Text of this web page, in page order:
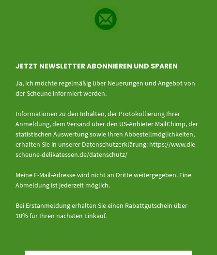
JETZT NEWSLETTER ABONNIEREN UND SPAREN
Ja, ich möchte regelmäßig über Neuerungen und Angebot von
der Scheune informiert werden.
Informationen zu den Inhalten, der Protokollierung Ihrer
Anmeldung, dem Versand über den US-Anbieter MailChimp, der
statistischen Auswertung sowie Ihren Abbestellmöglichkeiten,
erhalten Sie in unserer Datenschutzerklärung: https://www.die-
scheune-delikatessen.de/datenschutz/
Meine E-Mail-Adresse wird nicht an Dritte weitergegeben. Eine
Abmeldung ist jederzeit möglich.
Bei Erstanmeldung erhalten Sie einen Rabattgutschein über
10% für Ihren nächsten Einkauf.